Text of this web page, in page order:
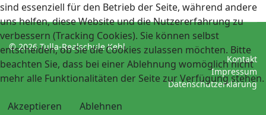
© 2026 Tulla-Realschule Kehl
Kontakt
Impressum
Datenschutzerklärung
sind essenziell für den Betrieb der Seite, während andere
uns helfen, diese Website und die Nutzererfahrung zu
verbessern (Tracking Cookies). Sie können selbst
entscheiden, ob Sie die Cookies zulassen möchten. Bitte
beachten Sie, dass bei einer Ablehnung womöglich nicht
mehr alle Funktionalitäten der Seite zur Verfügung stehen.
Akzeptieren Ablehnen